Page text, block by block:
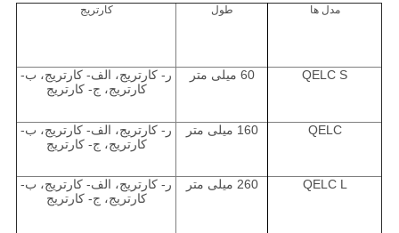
مدل ها طول کارتریج
QELC S 60 میلی متر
ر- کارتریج، الف- کارتریج، ب-
کارتریج، ج- کارتریج
QELC 160 میلی متر
ر- کارتریج، الف- کارتریج، ب-
کارتریج، ج- کارتریج
QELC L 260 میلی متر
ر- کارتریج، الف- کارتریج، ب-
کارتریج، ج- کارتریج